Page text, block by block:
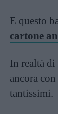
E questo
cartone
In realtà di
ancora
tantissimi.